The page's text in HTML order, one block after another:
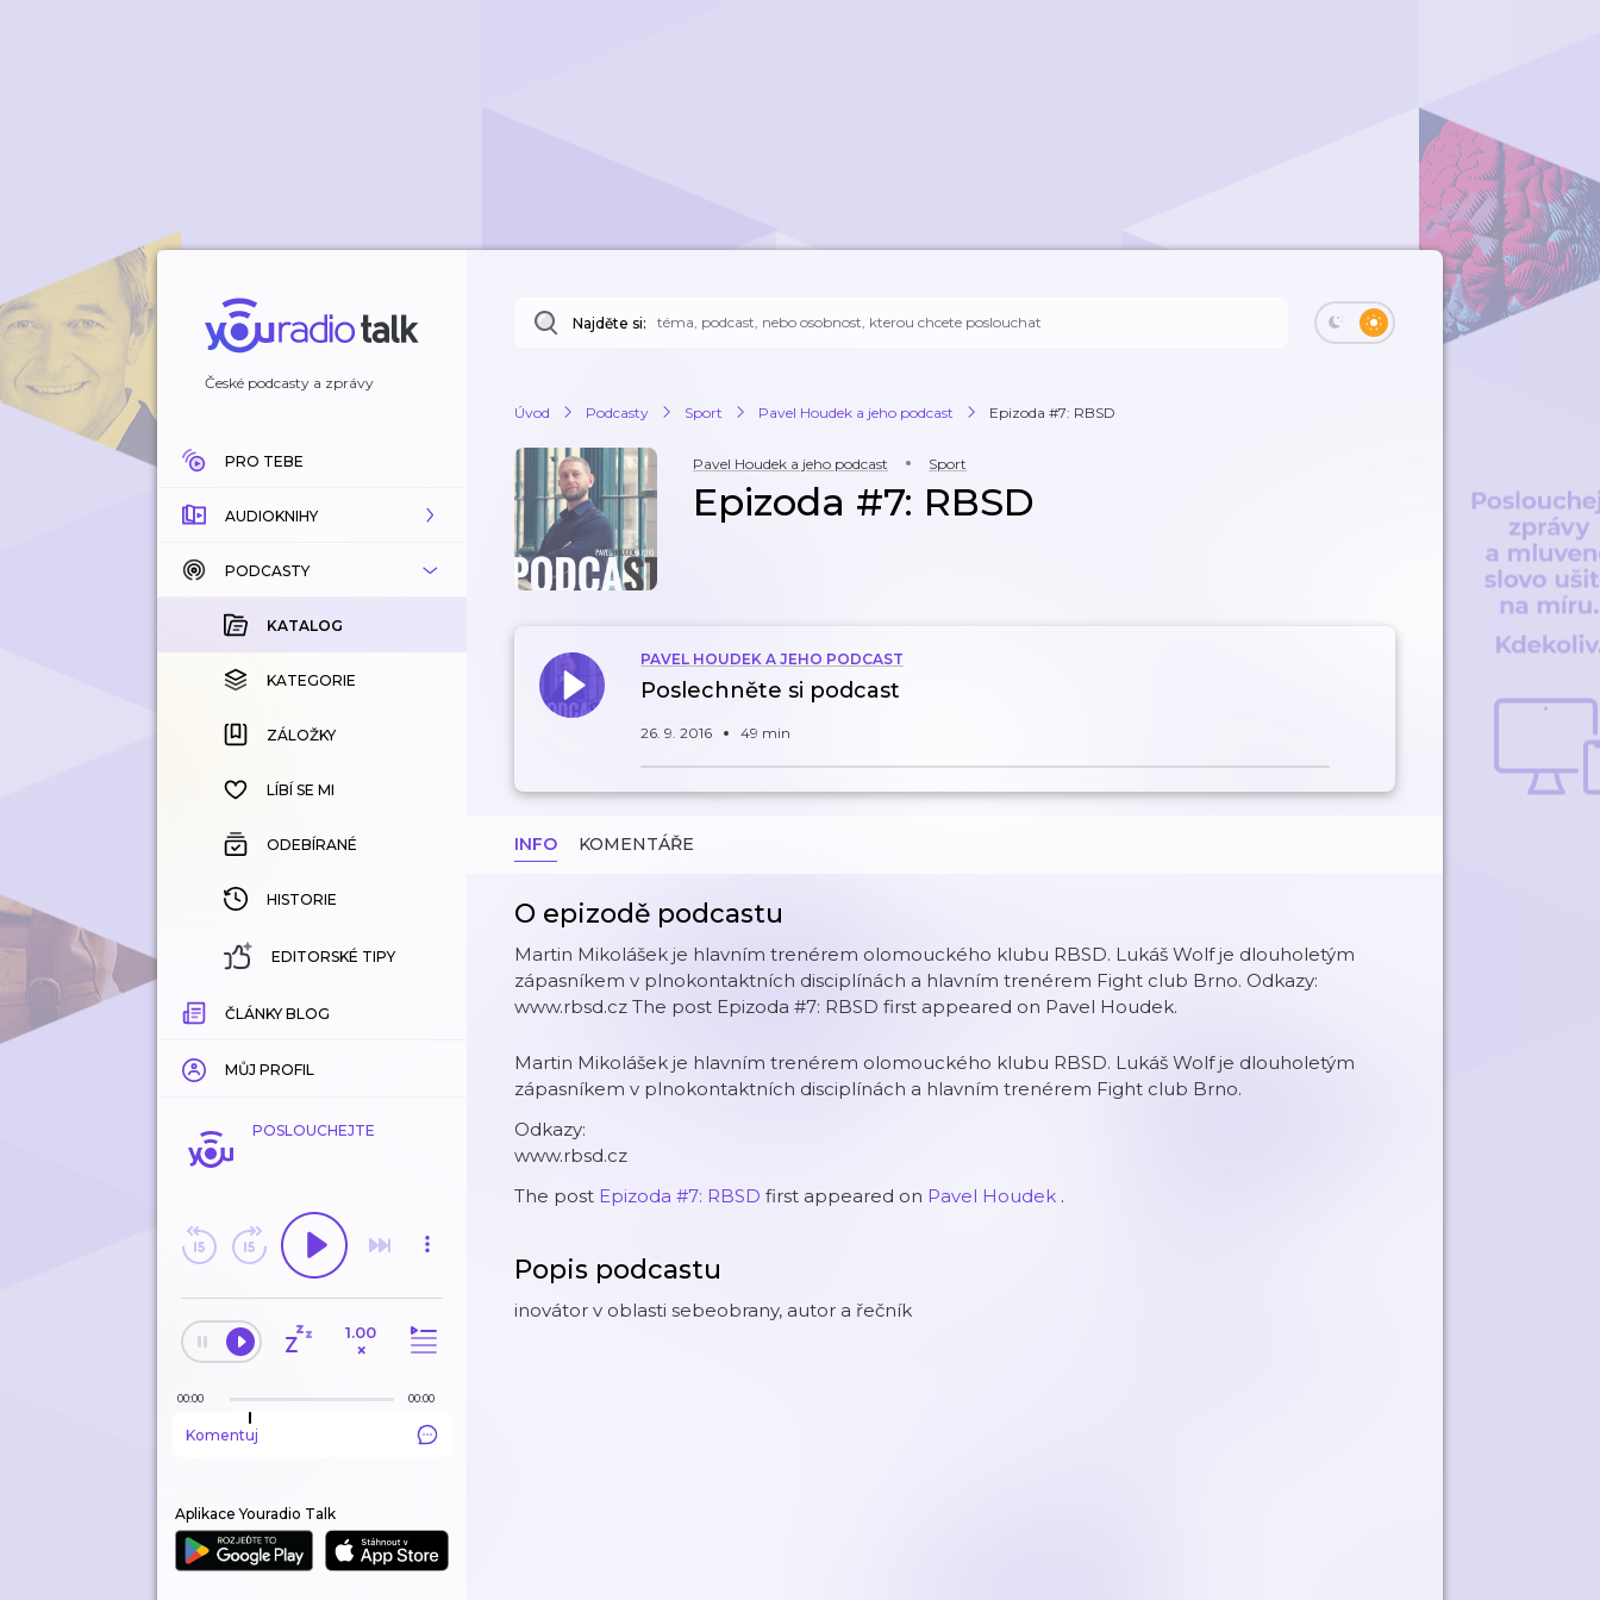
České podcasty a zprávy
PRO TEBE
AUDIOKNIHY
KATALOG
KOUPENÉ
KATEGORIE
ZÁLOŽKY
HISTORIE
PODCASTY
KATALOG
KATEGORIE
ZÁLOŽKY
LÍBÍ SE MI
ODEBÍRANÉ
HISTORIE
EDITORSKÉ TIPY
ČLÁNKY BLOG
MŮJ PROFIL
POSLOUCHEJTE
1.00
×
00:00 00:00
Komentuj
Aplikace Youradio Talk
Najděte si:
Úvod Podcasty Sport Pavel Houdek a jeho podcast Epizoda #7: RBSD
Pavel Houdek a jeho podcast Sport
Epizoda #7: RBSD
PAVEL HOUDEK A JEHO PODCAST
Poslechněte si podcast
26. 9. 2016 49 min
INFO KOMENTÁŘE
O epizodě podcastu
Martin Mikolášek je hlavním trenérem olomouckého klubu RBSD. Lukáš Wolf je dlouholetým
zápasníkem v plnokontaktních disciplínách a hlavním trenérem Fight club Brno. Odkazy:
www.rbsd.cz The post Epizoda #7: RBSD first appeared on Pavel Houdek.
Martin Mikolášek je hlavním trenérem olomouckého klubu RBSD. Lukáš Wolf je dlouholetým
zápasníkem v plnokontaktních disciplínách a hlavním trenérem Fight club Brno.
Odkazy:
www.rbsd.cz
The post Epizoda #7: RBSD first appeared on Pavel Houdek .
Popis podcastu
inovátor v oblasti sebeobrany, autor a řečník